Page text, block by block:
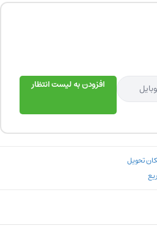
افزودن به لیست انتظار
تحویل